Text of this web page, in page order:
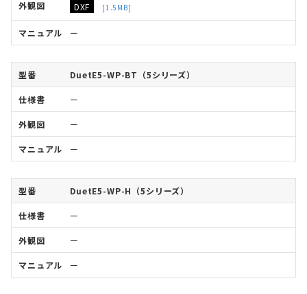
DXF [1.5MB]
ー
DuetE5-WP-BT（5シリーズ）
ー
ー
ー
DuetE5-WP-H（5シリーズ）
ー
ー
ー